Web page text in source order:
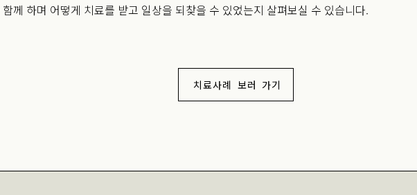
께 하며 어떻게 치료를 받고 일상을 되찾을 수 있었는지 살펴보실 수 있습니다.
치료사례 보러 가기